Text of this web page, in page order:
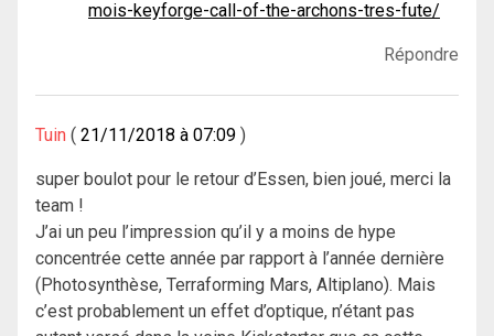
mois-keyforge-call-of-the-archons-tres-fute/
Répondre
Tuin 21/11/2018 à 07:09
super boulot pour le retour d’Essen, bien joué, merci la
team !
J’ai un peu l’impression qu’il y a moins de hype
concentrée cette année par rapport à l’année dernière
(Photosynthèse, Terraforming Mars, Altiplano). Mais
c’est probablement un effet d’optique, n’étant pas